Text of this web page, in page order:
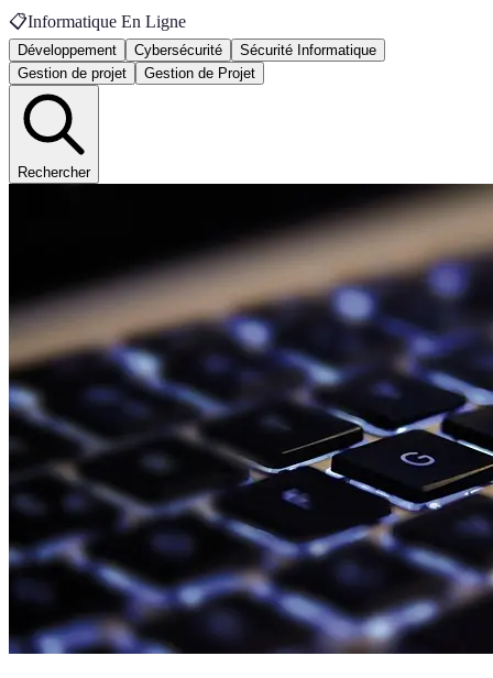
📋Informatique En Ligne
Développement Cybersécurité
Sécurité Informatique
Gestion de projet
Gestion de Projet
Rechercher